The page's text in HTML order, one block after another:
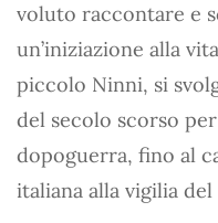
voluto raccontare e
un’iniziazione alla
piccolo Ninni, si
del secolo scorso
dopoguerra, fino al
italiana alla vigilia